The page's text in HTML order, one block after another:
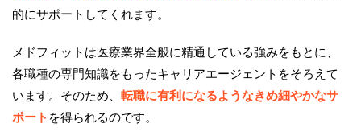
的にサポートしてくれます。
メドフィットは医療業界全般に精通している強みをもとに、
各職種の専門知識をもったキャリアエージェントをそろえて
います。そのため、 転職に有利になるようなきめ細やかなサ
ポート を得られるのです。